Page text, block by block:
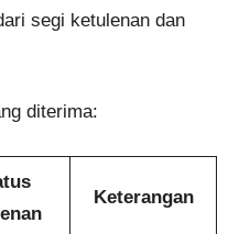
segi ketulenan dan
diterima:
Keterangan